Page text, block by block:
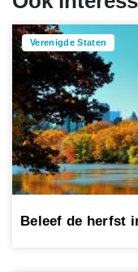
Verenigde Staten
Beleef de herfst